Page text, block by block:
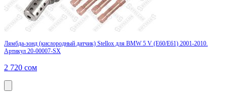
Лямбда-зонд (кислородный датчик) Stellox для BMW 5 V (E60/E61) 2001-2010.
Артикул 20-00007-SX
2 720 сом